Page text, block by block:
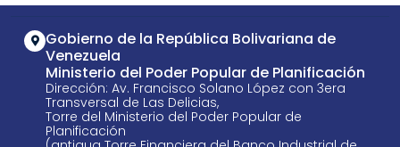
Gobierno de la República Bolivariana de
Venezuela
Ministerio del Poder Popular de Planificación
Dirección: Av. Francisco Solano López con 3era
Transversal de Las Delicias,
Torre del Ministerio del Poder Popular de
Planificación